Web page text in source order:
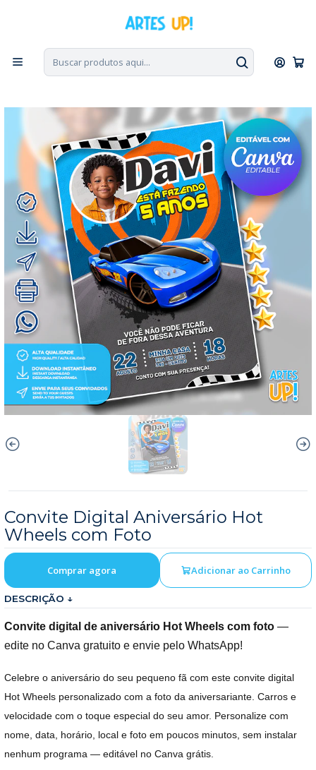
Escolha seu idioma. Change the language. Cambia el
Início Convites Digitais Aniversário Convites com Foto
Convite Digital Aniversário Hot Wheels com Foto
Convite Digital Aniversário Hot
Wheels com Foto
Adicionar ao Carrinho
Comprar agora
DESCRIÇÃO ↓
Convite digital de aniversário Hot Wheels com foto —
edite no Canva gratuito e envie pelo WhatsApp!
Celebre o aniversário do seu pequeno fã com este convite digital
Hot Wheels personalizado com a foto da aniversariante. Carros e
velocidade com o toque especial do seu amor. Personalize com
nome, data, horário, local e foto em poucos minutos, sem instalar
nenhum programa — editável no Canva grátis.